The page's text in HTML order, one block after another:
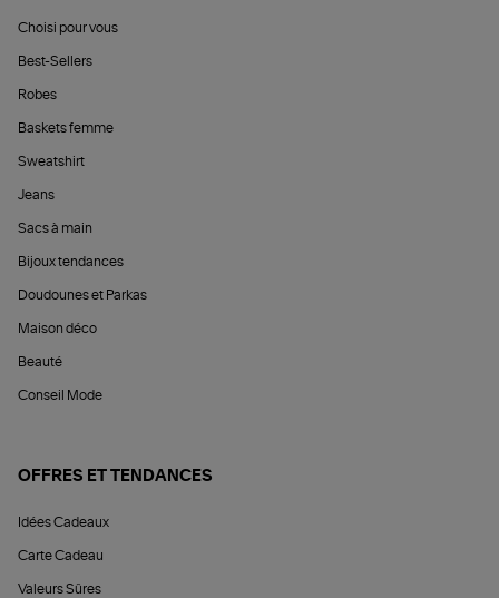
Choisi pour vous
Best-Sellers
Robes
Baskets femme
Sweatshirt
Jeans
Sacs à main
Bijoux tendances
Doudounes et Parkas
Maison déco
Beauté
Conseil Mode
OFFRES ET TENDANCES
Idées Cadeaux
Carte Cadeau
Valeurs Sûres